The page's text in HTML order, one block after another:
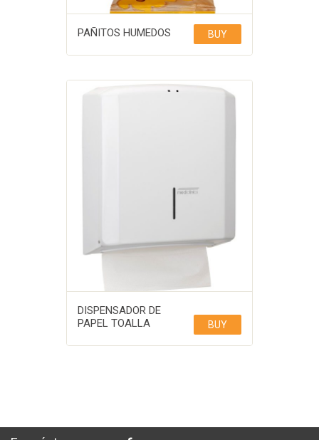
PAÑITOS HUMEDOS BUY
DISPENSADOR DE
PAPEL TOALLA
BUY